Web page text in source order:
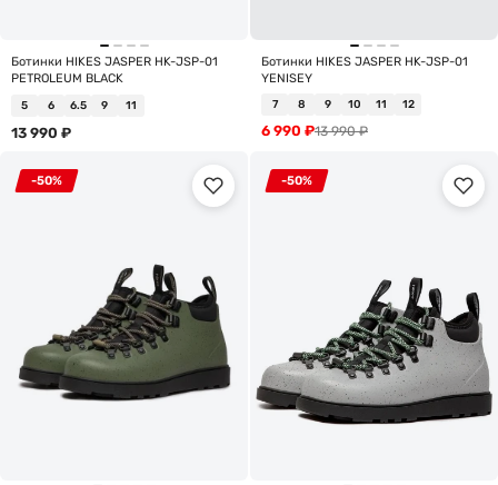
Ботинки HIKES JASPER HK-JSP-01
PETROLEUM BLACK
5 6 6.5 9 11
13 990 ₽
Ботинки HIKES JASPER HK-JSP-01
YENISEY
7 8 9 10 11 12
13 990₽
6 990 ₽
-50% -50%